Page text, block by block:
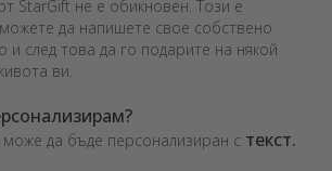
StarGift не е обикновен. Този е
да напишете свое собствено
и след това да го подарите на някой
ви.
да бъде персонализиран с текст.